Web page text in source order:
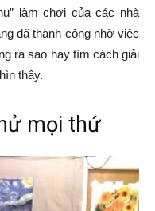
làm chơi của các nhà
đã thành công nhờ việc
ra sao hay tìm cách giải
thấy.
mọi thứ